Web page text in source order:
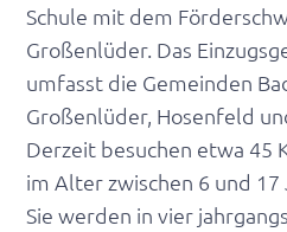
Schule mit dem
Großenlüder. Das
umfasst die Gemeinden
Großenlüder, Hosenfeld
Derzeit besuchen etwa 45
im Alter zwischen 6 und 17
Sie werden in vier